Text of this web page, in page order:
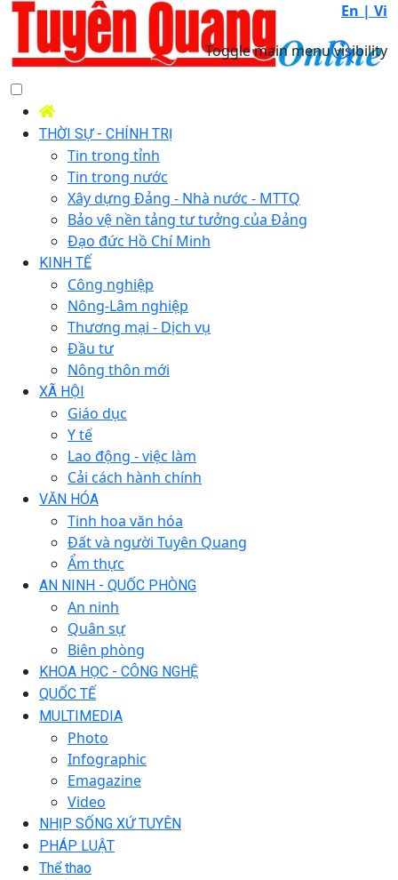
En | Vi
Toggle main menu visibility
THỜI SỰ - CHÍNH TRỊ
Tin trong tỉnh
Tin trong nước
Xây dựng Đảng - Nhà nước - MTTQ
Bảo vệ nền tảng tư tưởng của Đảng
Đạo đức Hồ Chí Minh
KINH TẾ
Công nghiệp
Nông-Lâm nghiệp
Thương mại - Dịch vụ
Đầu tư
Nông thôn mới
XÃ HỘI
Giáo dục
Y tế
Lao động - việc làm
Cải cách hành chính
VĂN HÓA
Tinh hoa văn hóa
Đất và người Tuyên Quang
Ẩm thực
AN NINH - QUỐC PHÒNG
An ninh
Quân sự
Biên phòng
KHOA HỌC - CÔNG NGHỆ
QUỐC TẾ
MULTIMEDIA
Photo
Infographic
Emagazine
Video
NHỊP SỐNG XỨ TUYÊN
PHÁP LUẬT
Thể thao